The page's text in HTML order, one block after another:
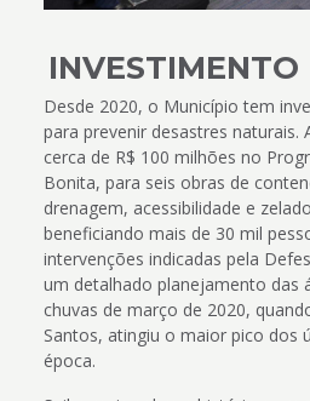
INVESTIMENTO
Desde 2020, o Município tem
para prevenir desastres naturais.
cerca de R$ 100 milhões no
Bonita, para seis obras de
drenagem, acessibilidade e
beneficiando mais de 30 mil
intervenções indicadas pela
um detalhado planejamento das
chuvas de março de 2020,
Santos, atingiu o maior pico dos
época.